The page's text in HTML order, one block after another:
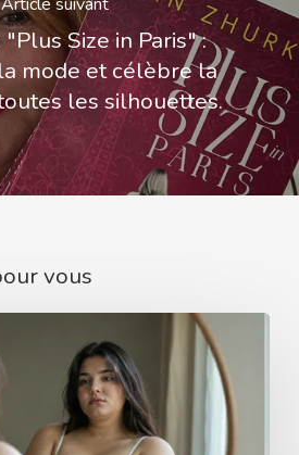
Size in Paris" :
mode et célèbre la
les silhouettes.
vous